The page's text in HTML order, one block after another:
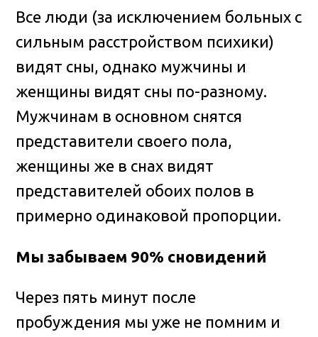
Все люди (за исключением больных с
сильным расстройством психики)
видят сны, однако мужчины и
женщины видят сны по-разному.
Мужчинам в основном снятся
представители своего пола,
женщины же в снах видят
представителей обоих полов в
примерно одинаковой пропорции.
Мы забываем 90% сновидений
Через пять минут после
пробуждения мы уже не помним и